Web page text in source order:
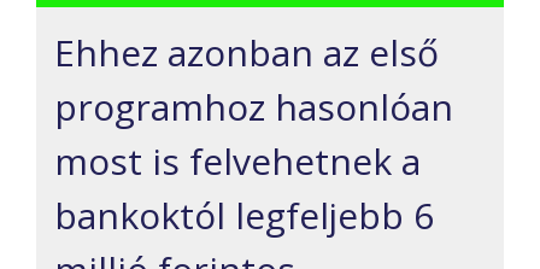
Ehhez azonban az első
programhoz hasonlóan
most is felvehetnek a
bankoktól legfeljebb 6